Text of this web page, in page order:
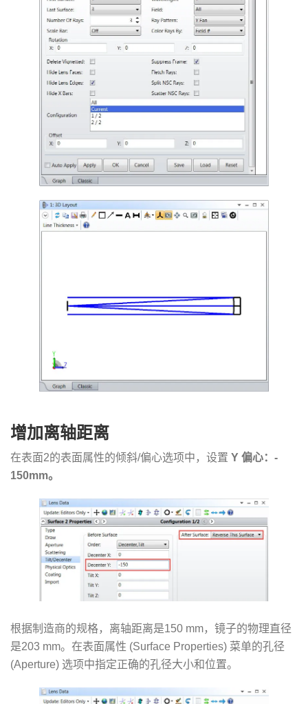
增加离轴距离
在表面2的表面属性的倾斜/偏心选项中，设置 Y 偏心：-
150mm。
根据制造商的规格，离轴距离是150 mm，镜子的物理直径
是203 mm。在表面属性 (Surface Properties) 菜单的孔径
(Aperture) 选项中指定正确的孔径大小和位置。